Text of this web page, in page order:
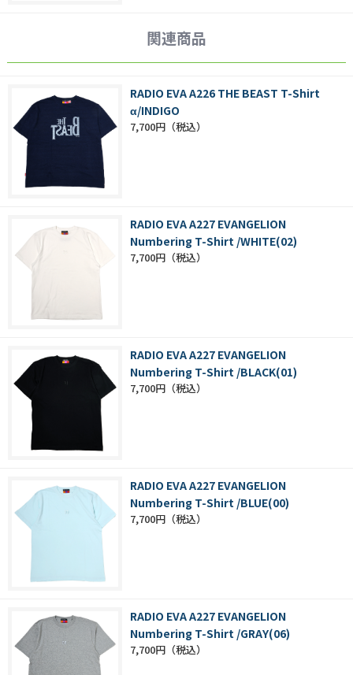
関連商品
RADIO EVA A226 THE BEAST T-Shirt
α/INDIGO
7,700円
RADIO EVA A227 EVANGELION
Numbering T-Shirt /WHITE(02)
7,700円
RADIO EVA A227 EVANGELION
Numbering T-Shirt /BLACK(01)
7,700円
RADIO EVA A227 EVANGELION
Numbering T-Shirt /BLUE(00)
7,700円
RADIO EVA A227 EVANGELION
Numbering T-Shirt /GRAY(06)
7,700円